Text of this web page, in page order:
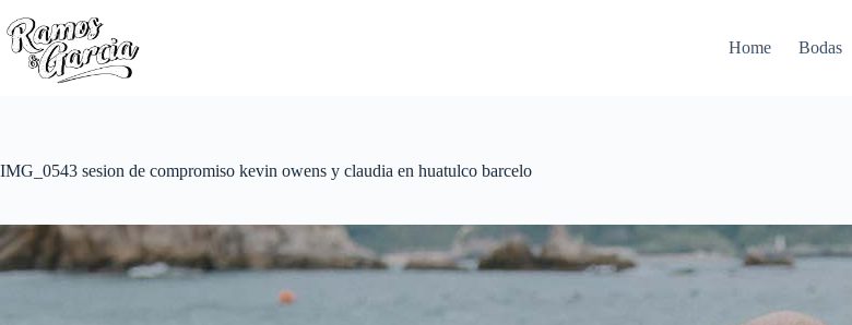
Home Bodas
IMG_0543 sesion de compromiso kevin owens y claudia en huatulco barcelo